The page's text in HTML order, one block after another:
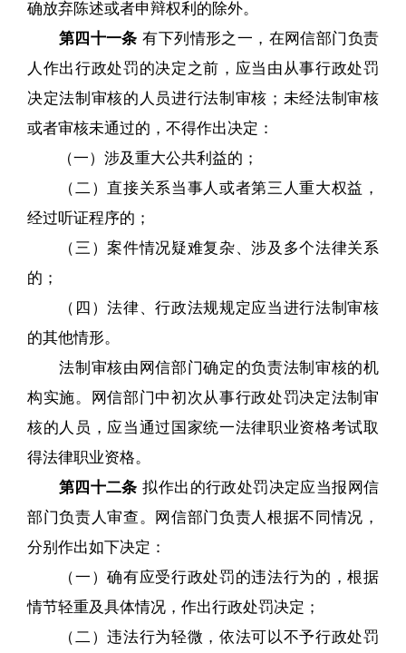
确放弃陈述或者申辩权利的除外。
第四十一条 有下列情形之一，在网信部门负责
人作出行政处罚的决定之前，应当由从事行政处罚
决定法制审核的人员进行法制审核；未经法制审核
或者审核未通过的，不得作出决定：
（一）涉及重大公共利益的；
（二）直接关系当事人或者第三人重大权益，
经过听证程序的；
（三）案件情况疑难复杂、涉及多个法律关系
的；
（四）法律、行政法规规定应当进行法制审核
的其他情形。
法制审核由网信部门确定的负责法制审核的机
构实施。网信部门中初次从事行政处罚决定法制审
核的人员，应当通过国家统一法律职业资格考试取
得法律职业资格。
第四十二条 拟作出的行政处罚决定应当报网信
部门负责人审查。网信部门负责人根据不同情况，
分别作出如下决定：
（一）确有应受行政处罚的违法行为的，根据
情节轻重及具体情况，作出行政处罚决定；
（二）违法行为轻微，依法可以不予行政处罚